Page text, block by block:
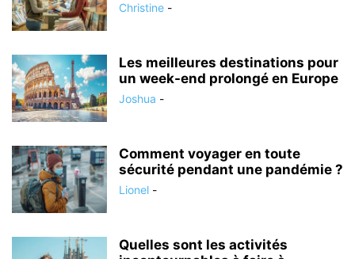
Christine -
Les meilleures destinations pour
un week-end prolongé en Europe
Joshua -
Comment voyager en toute
sécurité pendant une pandémie ?
Lionel -
Quelles sont les activités